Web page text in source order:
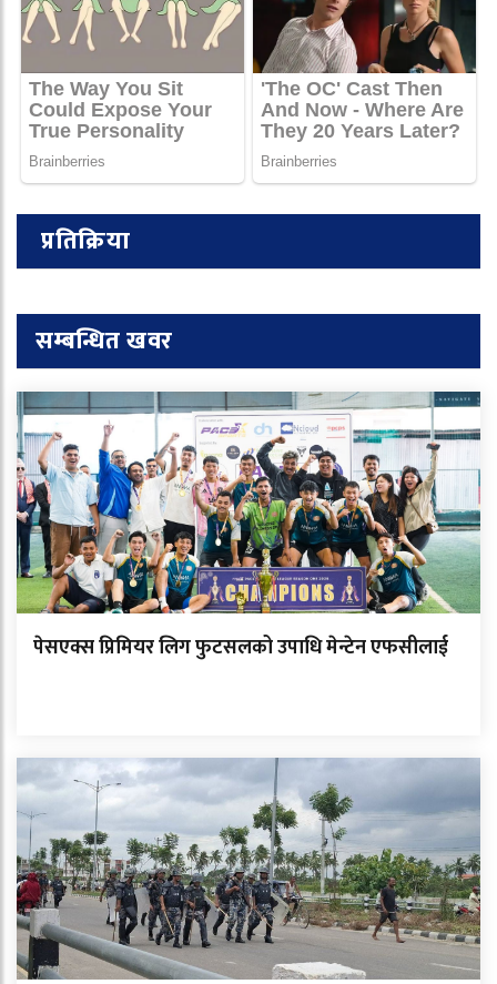
प्रतिक्रिया
सम्बन्धित खवर
पेसएक्स प्रिमियर लिग फुटसलको उपाधि मेन्टेन एफसीलाई